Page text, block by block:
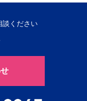
談ください